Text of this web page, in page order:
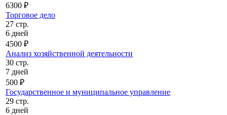
6300 ₽
Торговое дело
27 стр.
6 дней
4500 ₽
Анализ хозяйственной деятельности
30 стр.
7 дней
500 ₽
Государственное и муниципальное управление
29 стр.
6 дней